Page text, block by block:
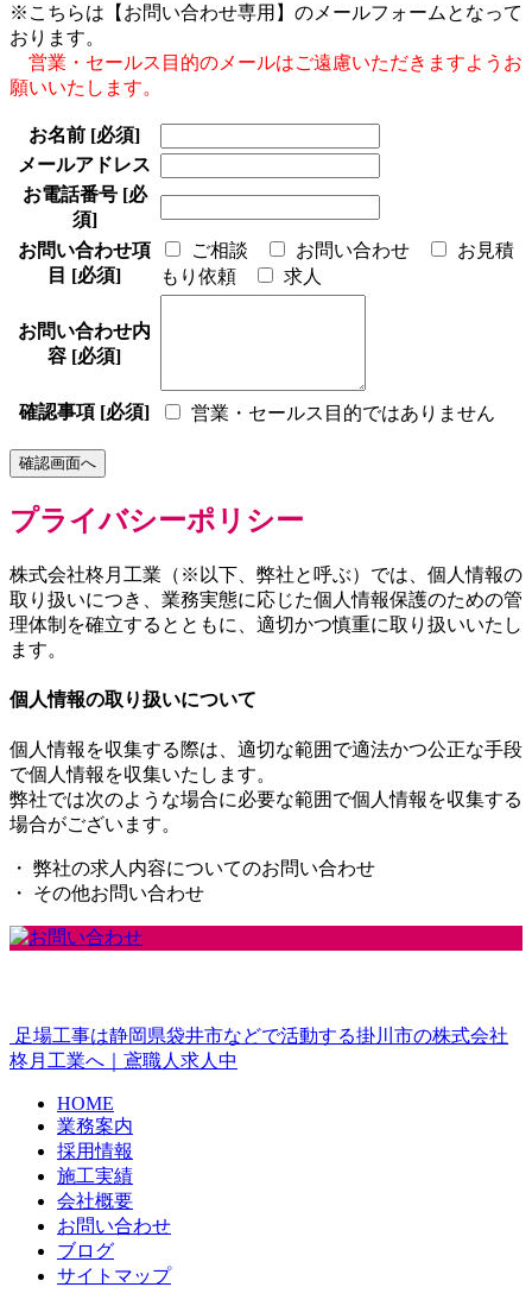
※こちらは【お問い合わせ専用】のメールフォームとなって
おります。
営業・セールス目的のメールはご遠慮いただきますようお
願いいたします。
お名前 [必須]
メールアドレス
お電話番号 [必
須]
お問い合わせ項
目 [必須]
ご相談 お問い合わせ
お見積
もり依頼
求人
お問い合わせ内
容 [必須]
確認事項 [必須] 営業・セールス目的ではありません
プライバシーポリシー
株式会社柊月工業（※以下、弊社と呼ぶ）では、個人情報の
取り扱いにつき、業務実態に応じた個人情報保護のための管
理体制を確立するとともに、適切かつ慎重に取り扱いいたし
ます。
個人情報の取り扱いについて
個人情報を収集する際は、適切な範囲で適法かつ公正な手段
で個人情報を収集いたします。
弊社では次のような場合に必要な範囲で個人情報を収集する
場合がございます。
・ 弊社の求人内容についてのお問い合わせ
・ その他お問い合わせ
足場工事は静岡県袋井市などで活動する掛川市の株式会社
柊月工業へ｜鳶職人求人中
HOME
業務案内
採用情報
施工実績
会社概要
お問い合わせ
ブログ
サイトマップ